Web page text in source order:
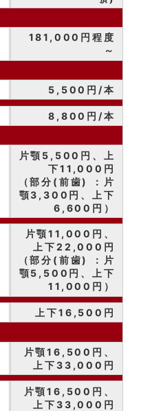
181,000円程度
～
5,500円/本
8,800円/本
片顎5,500円、上
下11,000円
（部分(前歯) ：片
顎3,300円、上下
6,600円）
片顎11,000円、
上下22,000円
（部分(前歯) ：片
顎5,500円、上下
11,000円）
上下16,500円
片顎16,500円、
上下33,000円
片顎16,500円、
上下33,000円